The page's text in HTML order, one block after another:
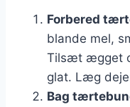
Forbered
blande mel,
Tilsæt ægget
glat. Læg
Bag